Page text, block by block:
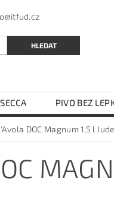
PIVO BEZ
TĚSTOVINY
DOC Magnum 1,5 l